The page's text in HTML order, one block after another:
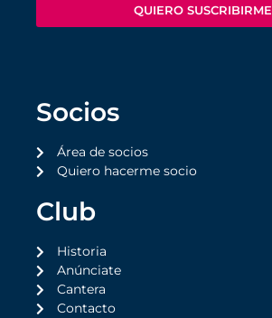
QUIERO SUSCRIBIRME
Socios
Área de socios
Quiero hacerme socio
Club
Historia
Anúnciate
Cantera
Contacto